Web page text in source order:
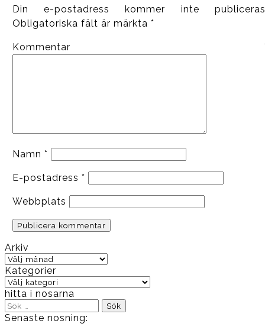
Din e-postadress kommer inte
Obligatoriska fält är märkta *
Kommentar
Namn *
E-postadress *
Webbplats
Arkiv
Arkiv
Kategorier
Kategorier
hitta i nosarna
Sök
efter:
Senaste nosning: